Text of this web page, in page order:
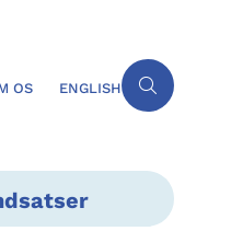
OS ENGLISH